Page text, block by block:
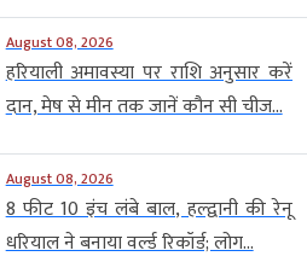
August 08, 2026
हरियाली अमावस्या पर राशि अनुसार करें
दान, मेष से मीन तक जानें कौन सी चीज...
August 08, 2026
8 फीट 10 इंच लंबे बाल, हल्द्वानी की रेनू
धरियाल ने बनाया वर्ल्ड रिकॉर्ड; लोग...